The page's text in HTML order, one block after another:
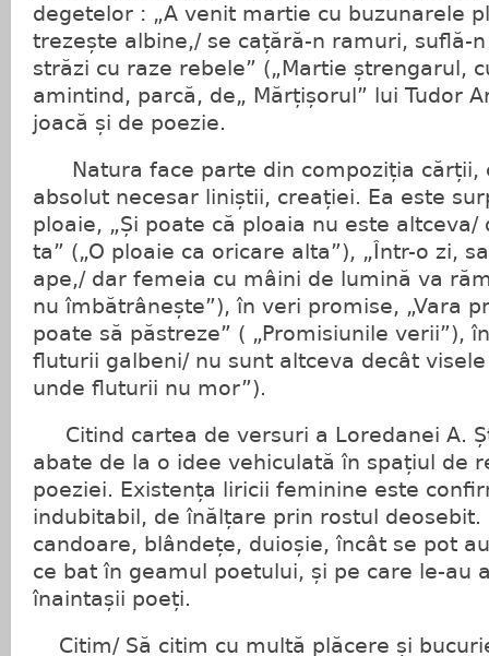
degetelor : „A venit martie cu buzunarele
trezește albine,/ se cațără-n ramuri, suflă-
străzi cu raze rebele” („Martie ștrengarul,
amintind, parcă, de„ Mărțișorul” lui Tudor
joacă și de poezie.
Natura face parte din compoziția cărții,
absolut necesar liniștii, creației. Ea este
ploaie, „Și poate că ploaia nu este
ta” („O ploaie ca oricare alta”), „Într-o zi,
ape,/ dar femeia cu mâini de lumină va
nu îmbătrânește”), în veri promise, „Vara
poate să păstreze” ( „Promisiunile verii”),
fluturii galbeni/ nu sunt altceva decât
unde fluturii nu mor”).
Citind cartea de versuri a Loredanei A.
abate de la o idee vehiculată în spațiul de
poeziei. Existența liricii feminine este
indubitabil, de înălțare prin rostul deosebit.
candoare, blândețe, duioșie, încât se pot
ce bat în geamul poetului, și pe care le-au
înaintașii poeți.
Citim/ Să citim cu multă plăcere și